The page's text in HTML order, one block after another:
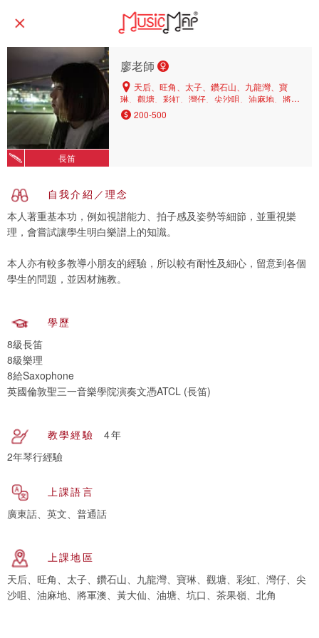
長笛
廖老師
天后、旺角、太子、鑽石山、九龍灣、寶
琳、觀塘、彩虹、灣仔、尖沙咀、油麻地、將軍
澳、黃大仙、油塘、坑口、茶果嶺、北角
200-500
自我介紹／理念
本人著重基本功，例如視譜能力、拍子感及姿勢等細節，並重視樂
理，會嘗試讓學生明白樂譜上的知識。
本人亦有較多教導小朋友的經驗，所以較有耐性及細心，留意到各個
學生的問題，並因材施教。
學歷
8級長笛
8級樂理
8給Saxophone
英國倫敦聖三一音樂學院演奏文憑ATCL (長笛)
教學經驗
4年
2年琴行經驗
上課語言
廣東話、英文、普通話
上課地區
天后、旺角、太子、鑽石山、九龍灣、寶琳、觀塘、彩虹、灣仔、尖
沙咀、油麻地、將軍澳、黃大仙、油塘、坑口、茶果嶺、北角